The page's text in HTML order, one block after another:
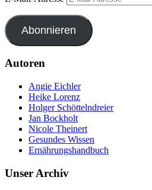
Abonnieren
Autoren
Angie Eichler
Heike Lorenz
Holger Schöttelndreier
Jan Bockholt
Nicole Theinert
Gesundes Wissen
Ernährungshandbuch
Unser Archiv